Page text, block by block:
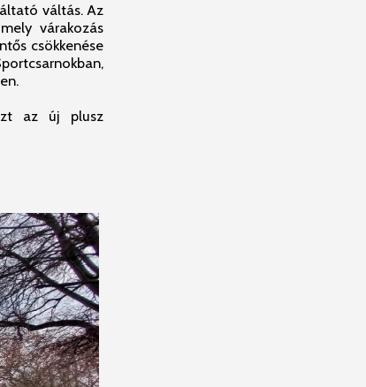
váltás. Az
várakozás
csökkenése
az új plusz